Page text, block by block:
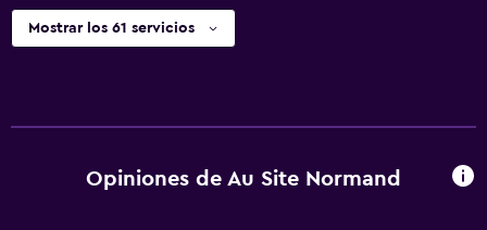
Mostrar los 61 servicios
Opiniones de Au Site Normand